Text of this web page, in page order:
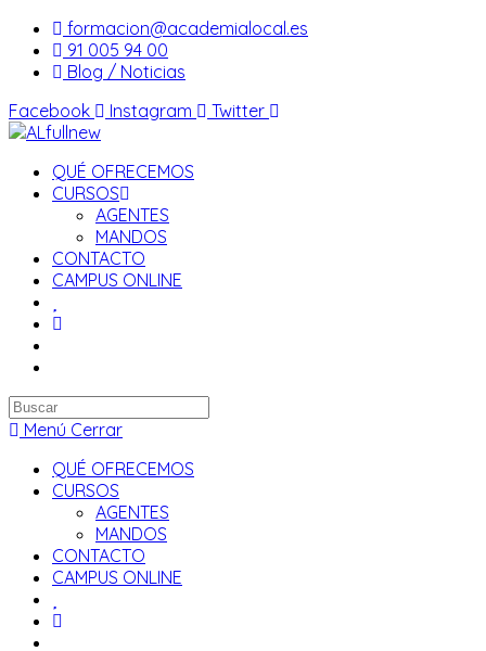
Saltar
contenido
formacion@academialocal.es
91 005 94 00
Blog / Noticias
Facebook
Instagram Twitter
QUÉ OFRECEMOS
CURSOS
AGENTES
MANDOS
CONTACTO
CAMPUS ONLINE
Buscar
en
web
Menú Cerrar
QUÉ OFRECEMOS
CURSOS
AGENTES
MANDOS
CONTACTO
CAMPUS ONLINE